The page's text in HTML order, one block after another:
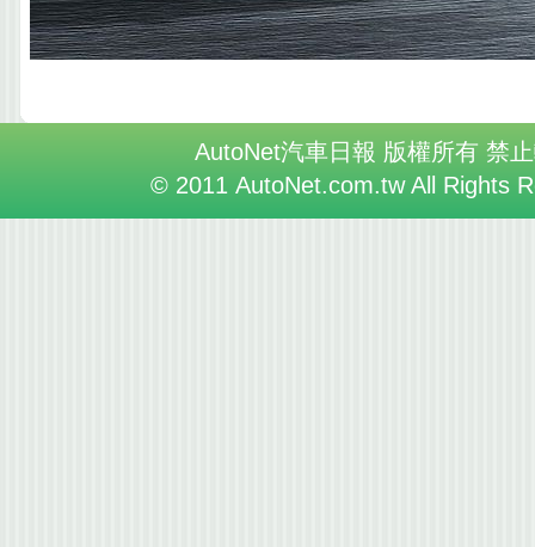
AutoNet汽車日報 版權所有 禁
© 2011 AutoNet.com.tw All Rights